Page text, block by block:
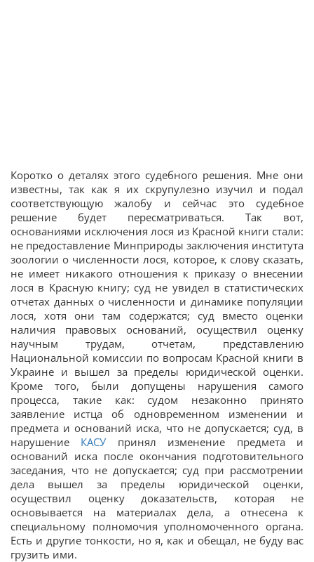
Коротко о деталях этого судебного решения. Мне они
известны, так как я их скрупулезно изучил и подал
соответствующую жалобу и сейчас это судебное
решение будет пересматриваться. Так вот,
основаниями исключения лося из Красной книги стали:
не предоставление Минприроды заключения института
зоологии о численности лося, которое, к слову сказать,
не имеет никакого отношения к приказу о внесении
лося в Красную книгу; суд не увидел в статистических
отчетах данных о численности и динамике популяции
лося, хотя они там содержатся; суд вместо оценки
наличия правовых оснований, осуществил оценку
научным трудам, отчетам, представлению
Национальной комиссии по вопросам Красной книги в
Украине и вышел за пределы юридической оценки.
Кроме того, были допущены нарушения самого
процесса, такие как: судом незаконно принято
заявление истца об одновременном изменении и
предмета и оснований иска, что не допускается; суд, в
нарушение КАСУ принял изменение предмета и
оснований иска после окончания подготовительного
заседания, что не допускается; суд при рассмотрении
дела вышел за пределы юридической оценки,
осуществил оценку доказательств, которая не
основывается на материалах дела, а отнесена к
специальному полномочия уполномоченного органа.
Есть и другие тонкости, но я, как и обещал, не буду вас
грузить ими.